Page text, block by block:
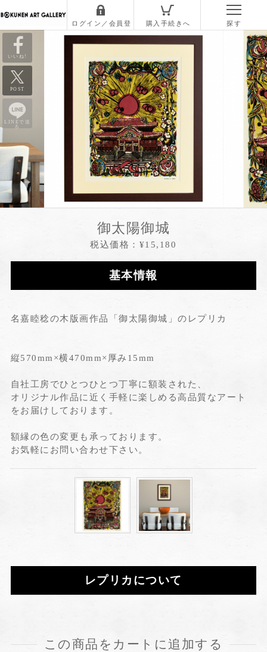
いいね!
POST
LINEで送
る
御太陽御城
税込価格：¥15,180
基本情報
名嘉睦稔の木版画作品「御太陽御城」のレプリカ
縦570mm×横470mm×厚み15mm
自社工房でひとつひとつ丁寧に額装された、
オリジナル作品に近く手軽に楽しめる高品質なアート
をお届けしております。
額縁の色の変更も承っております。
お気軽にお問い合わせ下さい。
レプリカについて
この商品をカートに追加する